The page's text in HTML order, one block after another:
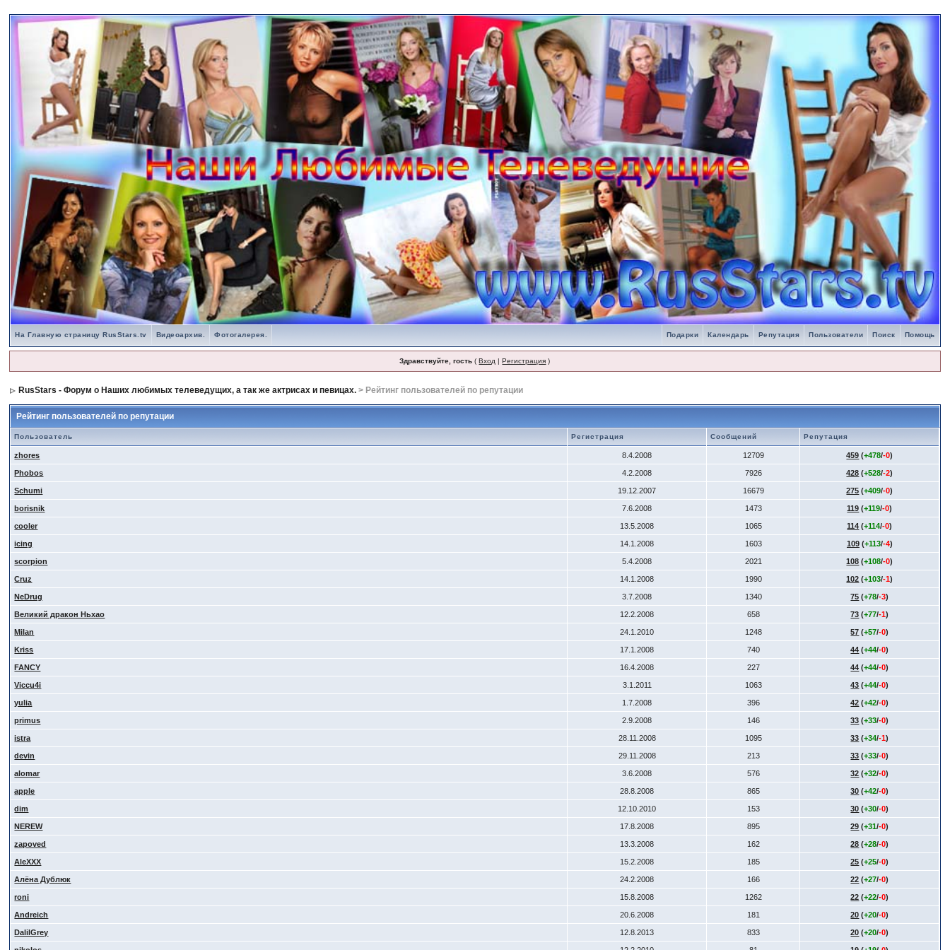
На Главную страницу RusStars.tv Помощь
Поиск
Пользователи
Репутация
Календарь
Подарки
Видеоархив. Фотогалерея.
Здравствуйте, гость (Вход |Регистрация )
RusStars - Форум о Наших любимых телеведущих, а так же актрисах и певицах. > Рейтинг пользователей по репутации
Рейтинг пользователей по репутации
Пользователь Регистрация Сообщений Репутация
zhores 8.4.2008 12709 459 (+478/-0)
Phobos 4.2.2008 7926 428 (+528/-2)
Schumi 19.12.2007 16679 275 (+409/-0)
borisnik 7.6.2008 1473 119 (+119/-0)
cooler 13.5.2008 1065 114 (+114/-0)
icing 14.1.2008 1603 109(+113/-4)
scorpion 5.4.2008 2021 108 (+108/-0)
Cruz 14.1.2008 1990 102 (+103/-1)
NeDrug 3.7.2008 1340 75 (+78/-3)
Великий дракон Ньхао 12.2.2008 658 73 (+77/-1)
Milan 24.1.2010 1248 57 (+57/-0)
Kriss 17.1.2008 740 44 (+44/-0)
FANCY 16.4.2008 227 44 (+44/-0)
Viccu4i 3.1.2011 1063 43 (+44/-0)
yulia 1.7.2008 396 42 (+42/-0)
primus 2.9.2008 146 33 (+33/-0)
istra 28.11.2008 1095 33 (+34/-1)
devin 29.11.2008 213 33 (+33/-0)
alomar 3.6.2008 576 32 (+32/-0)
apple 28.8.2008 865 30 (+42/-0)
dim 12.10.2010 153 30 (+30/-0)
NEREW 17.8.2008 895 29 (+31/-0)
zapoved 13.3.2008 162 28 (+28/-0)
AleXXX 15.2.2008 185 25 (+25/-0)
Алёна Дублюк 24.2.2008 166 22 (+27/-0)
roni 15.8.2008 1262 22 (+22/-0)
Andreich 20.6.2008 181 20 (+20/-0)
DalilGrey 12.8.2013 833 20 (+20/-0)